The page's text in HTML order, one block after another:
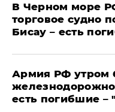
В Черном море
торговое судно
Бисау – есть
Армия РФ утром
есть погибшие –